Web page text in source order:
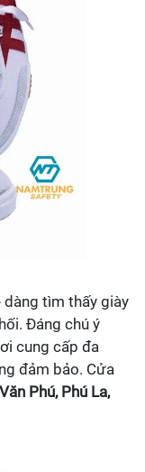
tìm thấy giày
Đáng chú ý
cung cấp đa
đảm bảo. Cửa
Phú, Phú La,